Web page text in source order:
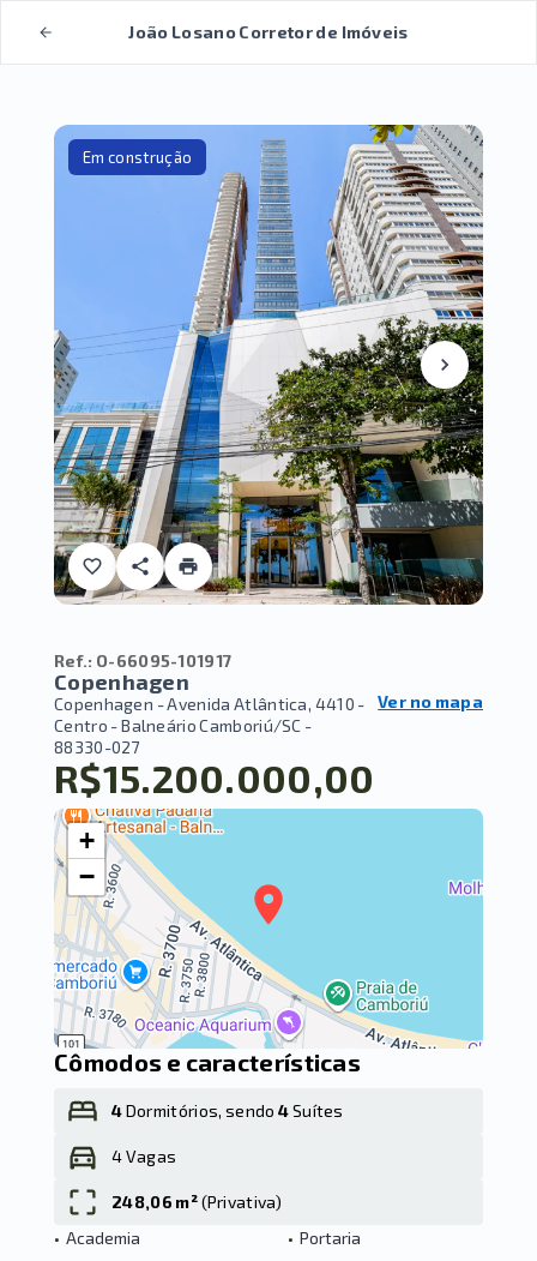
João Losano Corretor de Imóveis
Em construção
Ref.: O-66095-101917
Copenhagen
Copenhagen -Avenida Atlântica, 4410 -
Centro - Balneário Camboriú/SC -
88330-027
Ver no mapa
R$15.200.000,00
+
−
Cômodos e características
4Dormitórios, sendo4Suítes
4 Vagas
248,06 m²(Privativa)
• Academia • Portaria